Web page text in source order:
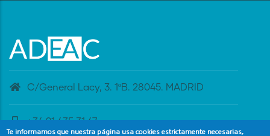
C/General Lacy, 3. 1ºB. 28045. MADRID
+34 91 435 31 47
Te informamos que nuestra página usa cookies estrictamente necesarias,